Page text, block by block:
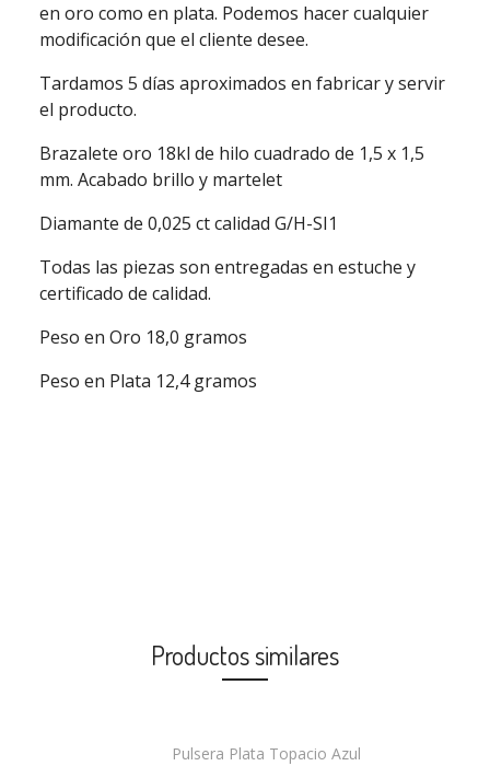
en oro como en plata. Podemos hacer cualquier
modificación que el cliente desee.
Tardamos 5 días aproximados en fabricar y servir
el producto.
Brazalete oro 18kl de hilo cuadrado de 1,5 x 1,5
mm. Acabado brillo y martelet
Diamante de 0,025 ct calidad G/H-SI1
Todas las piezas son entregadas en estuche y
certificado de calidad.
Peso en Oro 18,0 gramos
Peso en Plata 12,4 gramos
Productos similares
Pulsera Plata Topacio Azul